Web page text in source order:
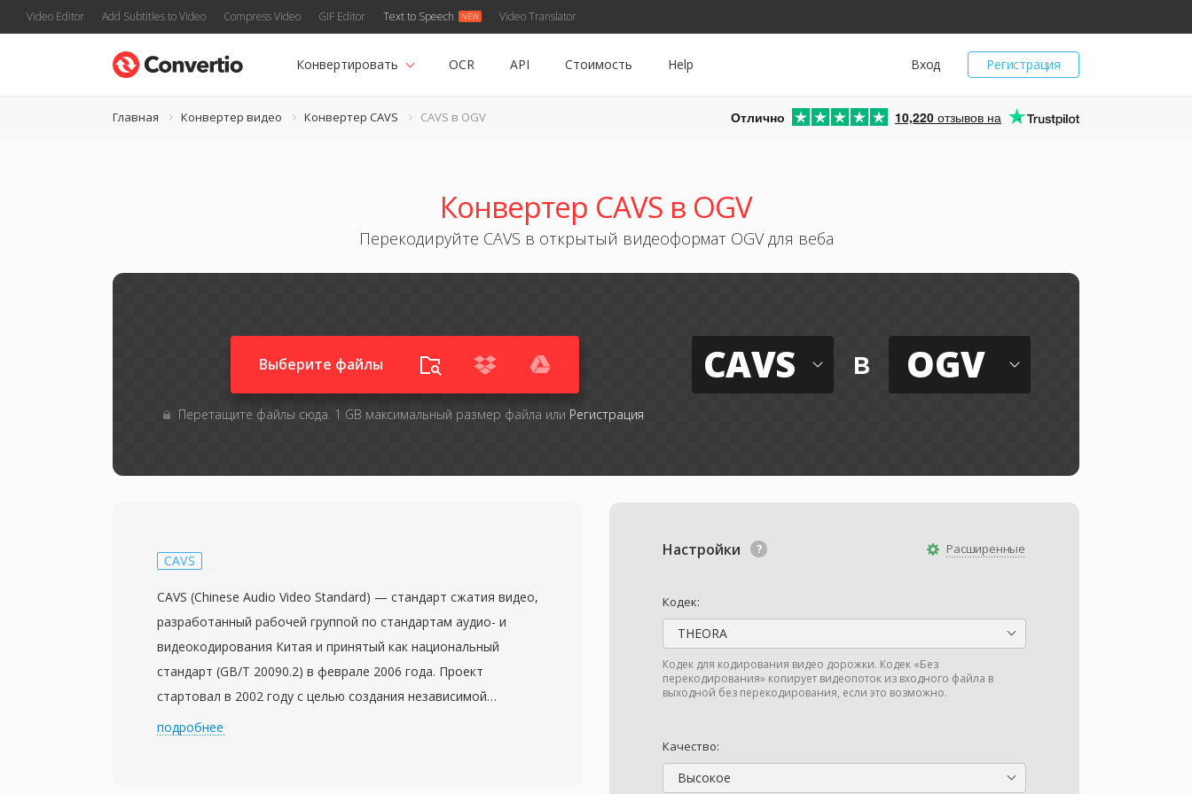
Video Editor Add Subtitles to Video Compress Video GIF Editor Text to Speech Video Translator
Регистрация
Вход
Конвертировать OCR API Стоимость Help
Главная Конвертер видео Конвертер CAVS CAVS в OGV Отлично 10,220 отзывов на
Конвертер CAVS в OGV
Перекодируйте CAVS в открытый видеоформат OGV для веба
Выберите файлы
Перетащите файлы сюда. 1 GB максимальный размер файла или Регистрация
CAVS в OGV
Расширенные
Настройки
Кодек:
THEORA
Кодек для кодирования видео дорожки. Кодек «Без
перекодирования» копирует видеопоток из входного файла в
выходной без перекодирования, если это возможно.
Качество:
Высокое
CAVS
CAVS (Chinese Audio Video Standard) — стандарт сжатия видео,
разработанный рабочей группой по стандартам аудио- и
видеокодирования Китая и принятый как национальный
стандарт (GB/T 20090.2) в феврале 2006 года. Проект
стартовал в 2002 году с целью создания независимой
технологии сжатия для обширной вещательной и
подробнее